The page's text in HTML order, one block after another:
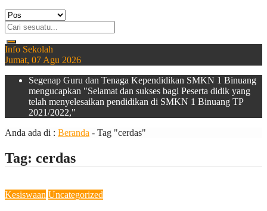
Info Sekolah
Jumat, 07 Agu 2026
Segenap Guru dan Tenaga Kependidikan SMKN 1 Binuang
mengucapkan "Selamat dan sukses bagi Peserta didik yang
telah menyelesaikan pendidikan di SMKN 1 Binuang TP
2021/2022,"
Anda ada di : Beranda - Tag "cerdas"
Tag: cerdas
Kesiswaan Uncategorized